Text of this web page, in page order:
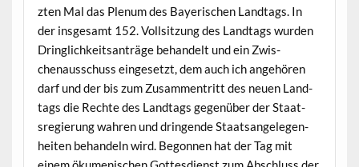
zten Mal das Plenum des Bay­erischen Land­tags. In
der ins­ge­samt 152. Voll­sitzung des Land­tags wur­den
Dringlichkeit­santräge behan­delt und ein Zwis­
chenauss­chuss einge­set­zt, dem auch ich ange­hören
darf und der bis zum Zusam­men­tritt des neuen Land­
tags die Rechte des Land­tags gegenüber der Staat­
sregierung wahren und drin­gende Staat­san­gele­gen­
heit­en behan­deln wird. Begonnen hat der Tag mit